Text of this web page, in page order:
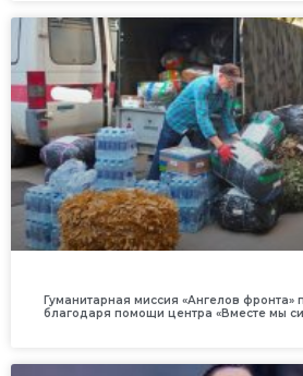
Гуманитарная миссия «Ангелов фронта»
благодаря помощи центра «Вместе мы